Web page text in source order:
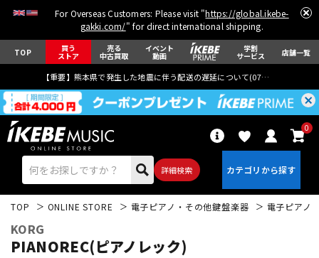
For Overseas Customers: Please visit "https://global.ikebe-
gakki.com/" for direct international shipping.
TOP 買う
ストア
売る
中古買取
イベント
動画
学割
サービス 店舗一覧
【重要】熊本県で発生した地震に伴う配送の遅延について(07月29日
詳細検索
0
TOP ONLINE STORE 電子ピアノ・その他鍵盤楽器 電子ピアノ
KORG
PIANOREC(ピアノレック)